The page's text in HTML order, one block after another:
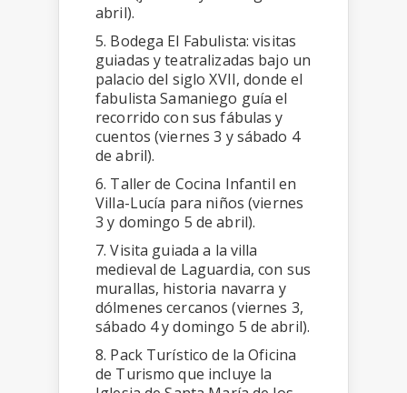
abril).
5. Bodega El Fabulista: visitas
guiadas y teatralizadas bajo un
palacio del siglo XVII, donde el
fabulista Samaniego guía el
recorrido con sus fábulas y
cuentos (viernes 3 y sábado 4
de abril).
6. Taller de Cocina Infantil en
Villa-Lucía para niños (viernes
3 y domingo 5 de abril).
7. Visita guiada a la villa
medieval de Laguardia, con sus
murallas, historia navarra y
dólmenes cercanos (viernes 3,
sábado 4 y domingo 5 de abril).
8. Pack Turístico de la Oficina
de Turismo que incluye la